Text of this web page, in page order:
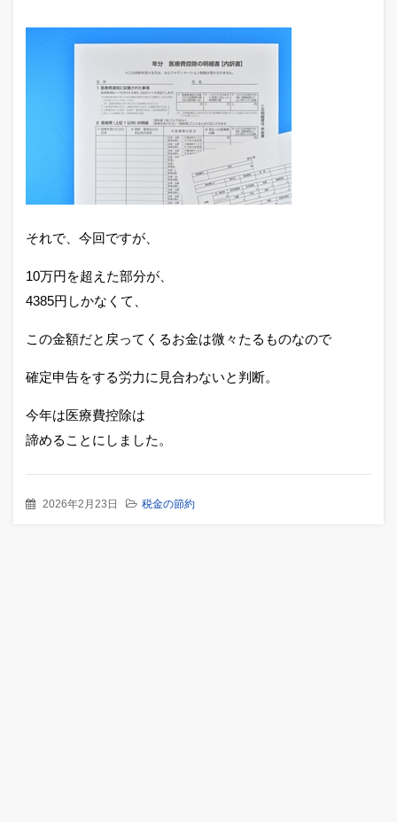
それで、今回ですが、
10万円を超えた部分が、
4385円しかなくて、
この金額だと戻ってくるお金は微々たるものなので
確定申告をする労力に見合わないと判断。
今年は医療費控除は
諦めることにしました。
2026年2月23日 税金の節約